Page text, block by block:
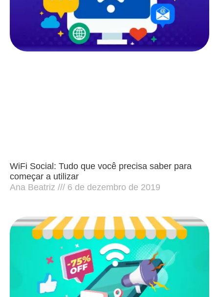
WiFi Social: Tudo que você precisa saber para
começar a utilizar
Ana Beatriz
6 de dezembro de 2019